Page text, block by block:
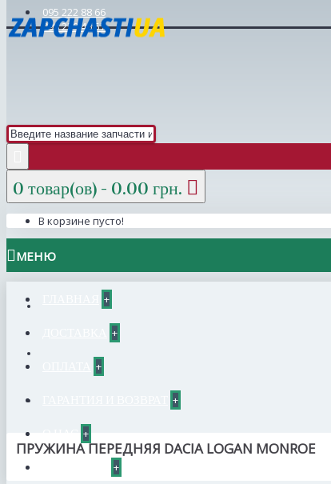
095 222 88 66
098 239 46 57
0 товар(ов) - 0.00 грн.
В корзине пусто!
МЕНЮ
+
+
+
+
+
+
ПРУЖИНА ПЕРЕДНЯЯ DACIA LOGAN MONROE